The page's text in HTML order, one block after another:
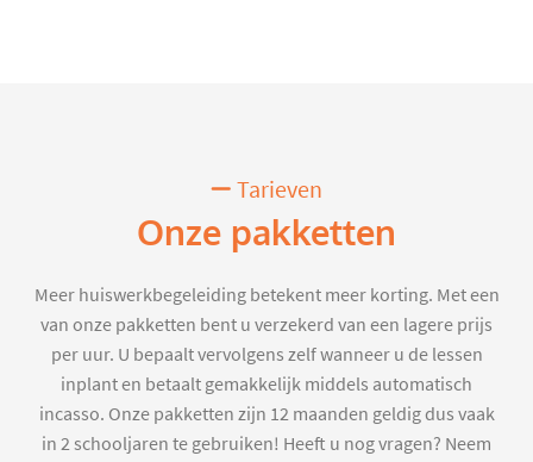
Tarieven
Onze pakketten
Meer huiswerkbegeleiding betekent meer korting. Met een
van onze pakketten bent u verzekerd van een lagere prijs
per uur. U bepaalt vervolgens zelf wanneer u de lessen
inplant en betaalt gemakkelijk middels automatisch
incasso. Onze pakketten zijn 12 maanden geldig dus vaak
in 2 schooljaren te gebruiken! Heeft u nog vragen? Neem